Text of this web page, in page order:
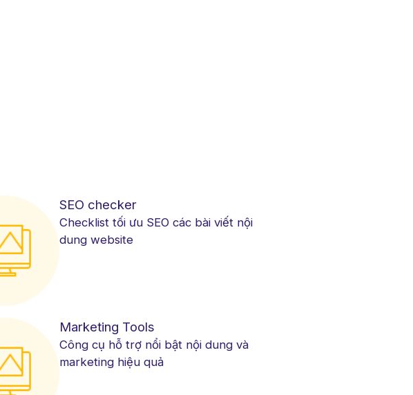
SEO checker
Checklist tối ưu SEO các bài viết nội
dung website
Marketing Tools
Công cụ hỗ trợ nổi bật nội dung và
marketing hiệu quả